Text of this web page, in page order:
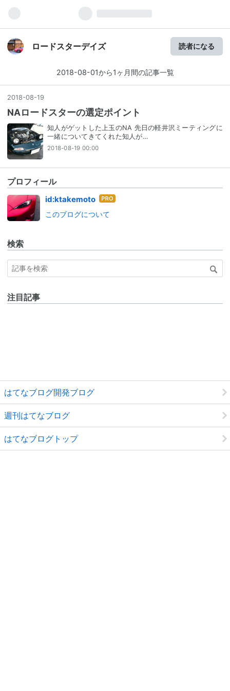
ロードスターデイズ 読者になる
2018-08-01から1ヶ月間の記事一覧
2018-08-19
NAロードスターの選定ポイント
知人がゲットした上玉のNA 先日の軽井沢ミーティングに
一緒についてきてくれた知人が…
2018-08-19 00:00
プロフィール
id:ktakemoto はて
ログ
このブログについて
検索
注目記事
はてなブログ開発ブログ
週刊はてなブログ
はてなブログトップ